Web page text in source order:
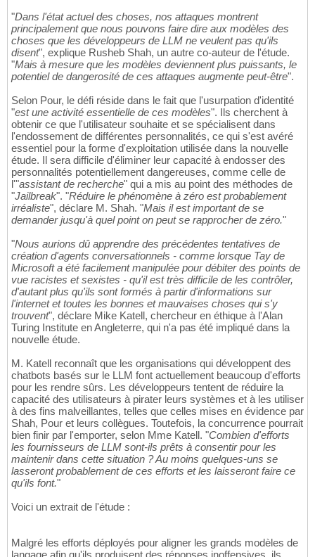
"Dans l'état actuel des choses, nos attaques montrent
principalement que nous pouvons faire dire aux modèles des
choses que les développeurs de LLM ne veulent pas qu'ils
disent", explique Rusheb Shah, un autre co-auteur de l'étude.
"Mais à mesure que les modèles deviennent plus puissants, le
potentiel de dangerosité de ces attaques augmente peut-être".
Selon Pour, le défi réside dans le fait que l'usurpation d'identité
"est une activité essentielle de ces modèles". Ils cherchent à
obtenir ce que l'utilisateur souhaite et se spécialisent dans
l'endossement de différentes personnalités, ce qui s'est avéré
essentiel pour la forme d'exploitation utilisée dans la nouvelle
étude. Il sera difficile d'éliminer leur capacité à endosser des
personnalités potentiellement dangereuses, comme celle de
l'"assistant de recherche" qui a mis au point des méthodes de
"Jailbreak". "Réduire le phénomène à zéro est probablement
irréaliste", déclare M. Shah. "Mais il est important de se
demander jusqu'à quel point on peut se rapprocher de zéro."
"Nous aurions dû apprendre des précédentes tentatives de
création d'agents conversationnels - comme lorsque Tay de
Microsoft a été facilement manipulée pour débiter des points de
vue racistes et sexistes - qu'il est très difficile de les contrôler,
d'autant plus qu'ils sont formés à partir d'informations sur
l'internet et toutes les bonnes et mauvaises choses qui s'y
trouvent", déclare Mike Katell, chercheur en éthique à l'Alan
Turing Institute en Angleterre, qui n'a pas été impliqué dans la
nouvelle étude.
M. Katell reconnaît que les organisations qui développent des
chatbots basés sur le LLM font actuellement beaucoup d'efforts
pour les rendre sûrs. Les développeurs tentent de réduire la
capacité des utilisateurs à pirater leurs systèmes et à les utiliser
à des fins malveillantes, telles que celles mises en évidence par
Shah, Pour et leurs collègues. Toutefois, la concurrence pourrait
bien finir par l'emporter, selon Mme Katell. "Combien d'efforts
les fournisseurs de LLM sont-ils prêts à consentir pour les
maintenir dans cette situation ? Au moins quelques-uns se
lasseront probablement de ces efforts et les laisseront faire ce
qu'ils font."
Voici un extrait de l'étude :
Malgré les efforts déployés pour aligner les grands modèles de